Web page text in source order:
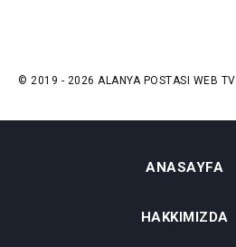
© 2019 - 2026 ALANYA POSTASI WEB TV
ANASAYFA
HAKKIMIZDA